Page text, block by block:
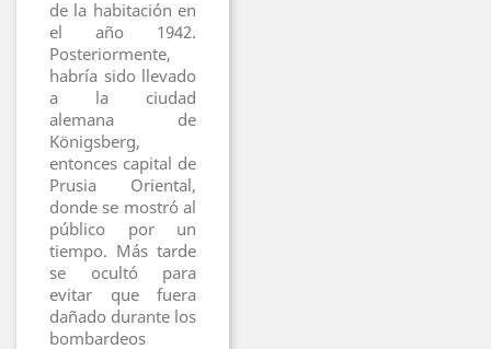
de la habitación en
el año 1942.
Posteriormente,
habría sido llevado
a la ciudad
alemana de
Königsberg,
entonces capital de
Prusia Oriental,
donde se mostró al
público por un
tiempo. Más tarde
se ocultó para
evitar que fuera
dañado durante los
bombardeos